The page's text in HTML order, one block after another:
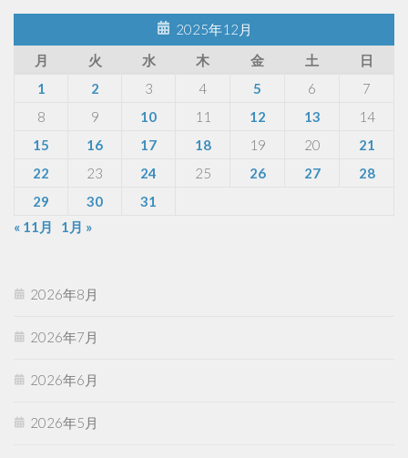
2025年12月
月
火 水 木 金 土
日
1
2 3 4 5 6
7
8
9 10 11 12 13
14
15
16 17 18 19 20
21
22
23 24 25 26 27
28
29
30
31
« 11月
1月 »
2026年8月
2026年7月
2026年6月
2026年5月